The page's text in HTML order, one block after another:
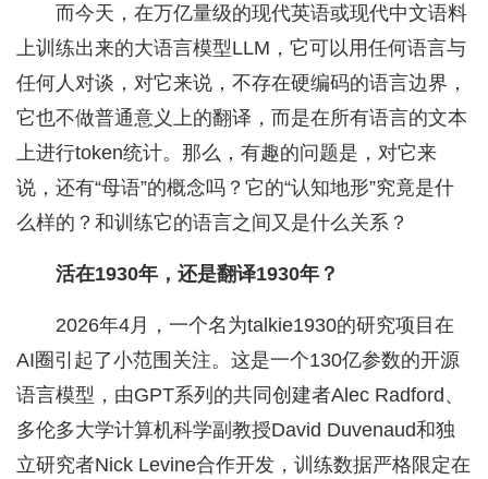
而今天，在万亿量级的现代英语或现代中文语料
上训练出来的大语言模型LLM，它可以用任何语言与
任何人对谈，对它来说，不存在硬编码的语言边界，
它也不做普通意义上的翻译，而是在所有语言的文本
上进行token统计。那么，有趣的问题是，对它来
说，还有“母语”的概念吗？它的“认知地形”究竟是什
么样的？和训练它的语言之间又是什么关系？
活在1930年，还是翻译1930年？
2026年4月，一个名为talkie1930的研究项目在
AI圈引起了小范围关注。这是一个130亿参数的开源
语言模型，由GPT系列的共同创建者Alec Radford、
多伦多大学计算机科学副教授David Duvenaud和独
立研究者Nick Levine合作开发，训练数据严格限定在